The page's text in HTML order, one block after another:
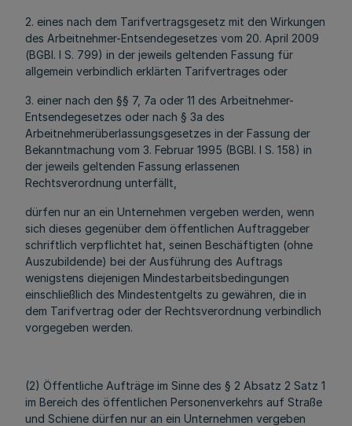
2. eines nach dem Tarifvertragsgesetz mit den Wirkungen
des Arbeitnehmer-Entsendegesetzes vom 20. April 2009
(BGBl. I S. 799) in der jeweils geltenden Fassung für
allgemein verbindlich erklärten Tarifvertrages oder
3. einer nach den §§ 7, 7a oder 11 des Arbeitnehmer-
Entsendegesetzes oder nach § 3a des
Arbeitnehmerüberlassungsgesetzes in der Fassung der
Bekanntmachung vom 3. Februar 1995 (BGBl. I S. 158) in
der jeweils geltenden Fassung erlassenen
Rechtsverordnung unterfällt,
dürfen nur an ein Unternehmen vergeben werden, wenn
sich dieses gegenüber dem öffentlichen Auftraggeber
schriftlich verpflichtet hat, seinen Beschäftigten (ohne
Auszubildende) bei der Ausführung des Auftrags
wenigstens diejenigen Mindestarbeitsbedingungen
einschließlich des Mindestentgelts zu gewähren, die in
dem Tarifvertrag oder der Rechtsverordnung verbindlich
vorgegeben werden.
(2) Öffentliche Aufträge im Sinne des § 2 Absatz 2 Satz 1
im Bereich des öffentlichen Personenverkehrs auf Straße
und Schiene dürfen nur an ein Unternehmen vergeben